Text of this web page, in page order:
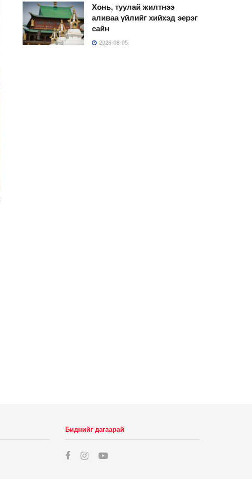
Хонь, туулай жилтнээ
аливаа үйлийг хийхэд эерэг
сайн
2026-08-05
Биднийг дагаарай